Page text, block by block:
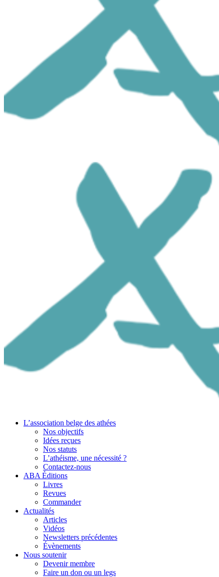
L’association belge des athées
Nos objectifs
Idées reçues
Nos statuts
L’athéisme, une nécessité ?
Contactez-nous
ABA Éditions
Livres
Revues
Commander
Actualités
Articles
Vidéos
Newsletters précédentes
Évènements
Nous soutenir
Devenir membre
Faire un don ou un legs